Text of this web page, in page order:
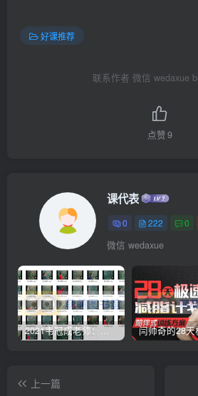
好课推荐
联系作者 微信 wedaxue
点赞9
课代表
0 222 0
微信 wedaxue
2021韦冠成老师：韦氏天星风水《秘传二十四山吉凶占断要法》 – 百度云盘 – 下载
上一篇